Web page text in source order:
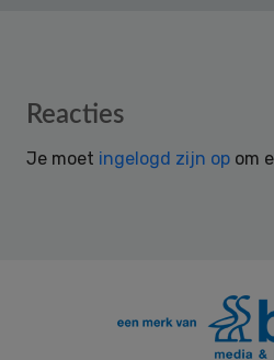
Reader
Reacties
Je moet ingelogd zijn op om